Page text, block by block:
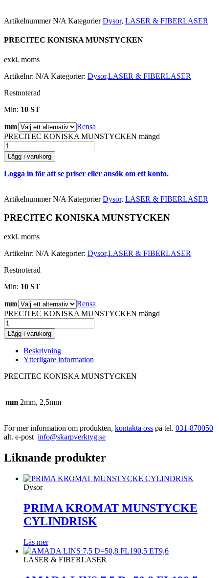
ArtikelnummerN/A Kategorier Dysor, LASER & FIBERLASER
PRECITEC KONISKA MUNSTYCKEN
exkl. moms
Artikelnr: N/A Kategorier: Dysor,LASER & FIBERLASER
Restnoterad
Min: 10 ST
mm
Rensa
PRECITEC KONISKA MUNSTYCKEN mängd
Lägg i varukorg
Logga in för att se priser eller ansök om ett konto.
ArtikelnummerN/A Kategorier Dysor, LASER & FIBERLASER
PRECITEC KONISKA MUNSTYCKEN
exkl. moms
Artikelnr: N/A Kategorier: Dysor,LASER & FIBERLASER
Restnoterad
Min: 10 ST
mm
Rensa
PRECITEC KONISKA MUNSTYCKEN mängd
Lägg i varukorg
Beskrivning
Ytterligare information
PRECITEC KONISKA MUNSTYCKEN
mm 2mm, 2,5mm
För mer information om produkten, kontakta oss på tel. 031-870050
alt. e-post info@skarpverktyg.se
Liknande produkter
Dysor
PRIMA KROMAT MUNSTYCKE
CYLINDRISK
Läs mer
LASER & FIBERLASER